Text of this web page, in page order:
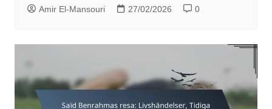
Amir El-Mansouri 27/02/2026 0